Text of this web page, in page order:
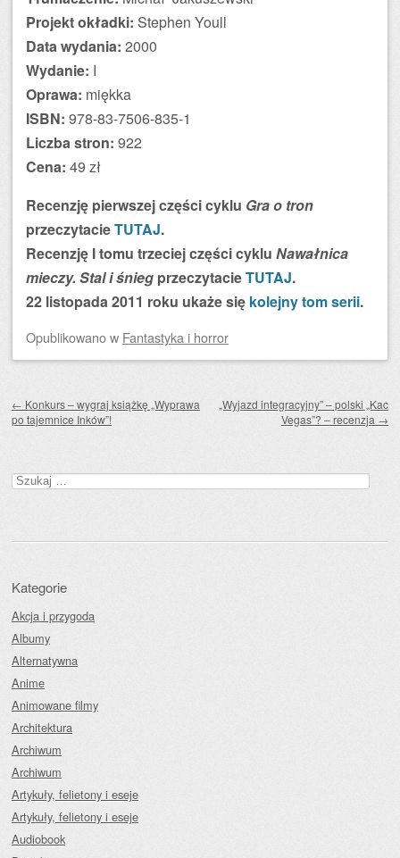
Projekt okładki: Stephen Youll
Data wydania: 2000
Wydanie: I
Oprawa: miękka
ISBN: 978-83-7506-835-1
Liczba stron: 922
Cena: 49 zł
Recenzję pierwszej części cyklu Gra o tron
przeczytacieTUTAJ.
Recenzję I tomu trzeciej części cyklu Nawałnica
mieczy. Stal i śnieg przeczytacieTUTAJ.
22 listopada 2011 roku ukaże się kolejny tom serii.
Opublikowanow Fantastyka i horror
← Konkurs – wygraj książkę „Wyprawa
po tajemnice Inków”!
„Wyjazd integracyjny” – polski „Kac
Vegas”? – recenzja →
Szukaj:
Kategorie
Akcja i przygoda
Albumy
Alternatywna
Anime
Animowane filmy
Architektura
Archiwum
Archiwum
Artykuły, felietony i eseje
Artykuły, felietony i eseje
Audiobook